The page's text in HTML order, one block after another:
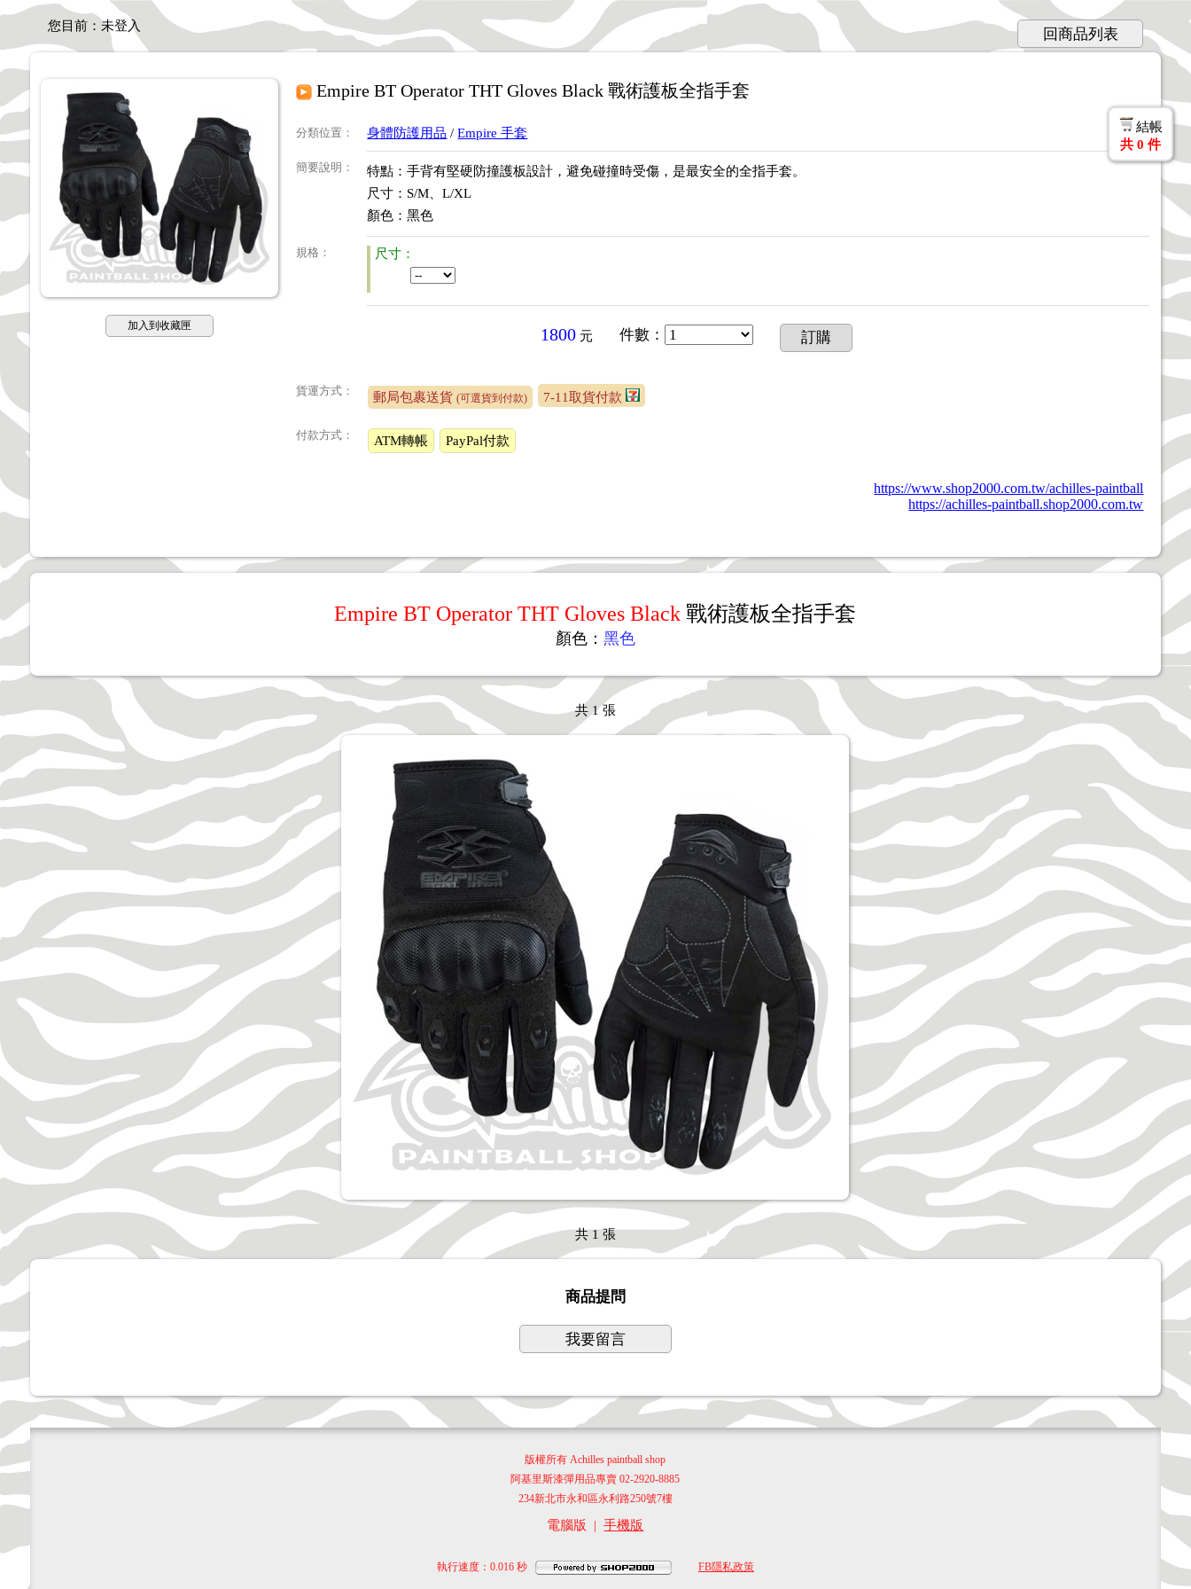
您目前： 未登入 回商品列表
加入到收藏匣
Empire BT Operator THT Gloves Black 戰術護板全指手套
分類位置 ： 身體防護用品 /Empire 手套
簡要說明 ：
特點：手背有堅硬防撞護板設計，避免碰撞時受傷，是最安全的全指手套。
尺寸：S/M、L/XL
顏色：黑色
規格 ： 尺寸：
1800元 件數 ： 訂購
貨運方式： 郵局包裹送貨(可選貨到付款) 7-11取貨付款
付款方式： ATM轉帳 PayPal付款
https://www.shop2000.com.tw/achilles-paintball
https://achilles-paintball.shop2000.com.tw
結帳
共 0 件
Empire BT Operator THT Gloves Black 戰術護板全指手套
顏色： 黑色
共 1 張
共 1 張
商品提問
我要留言
版權所有 Achilles paintball shop
阿基里斯漆彈用品專賣 02-2920-8885
234新北市永和區永利路250號7樓
電腦版 |手機版
執行速度：0.016 秒 FB隱私政策